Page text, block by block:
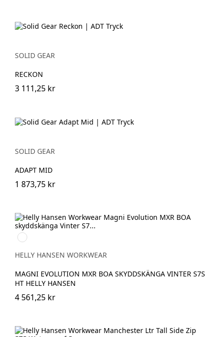
SOLID GEAR
RECKON
3 111,25 kr
SOLID GEAR
ADAPT MID
1 873,75 kr
994
BLACK/DARK
LIME
HELLY HANSEN WORKWEAR
MAGNI EVOLUTION MXR BOA SKYDDSKÄNGA VINTER S7S
HT HELLY HANSEN
4 561,25 kr